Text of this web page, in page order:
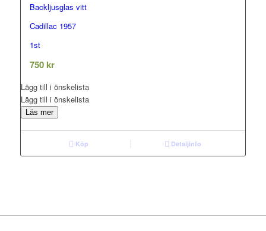
Backljusglas vitt
Cadillac 1957
1st
750 kr
Lägg till i önskelista
Lägg till i önskelista
Läs mer
Köp Detaljinfo